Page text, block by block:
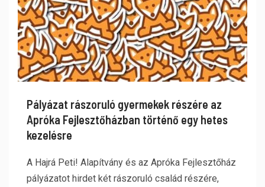
Pályázat rászoruló gyermekek részére az
Apróka Fejlesztőházban történő egy hetes
kezelésre
A Hajrá Peti! Alapítvány és az Apróka Fejlesztőház
pályázatot hirdet két rászoruló család részére,